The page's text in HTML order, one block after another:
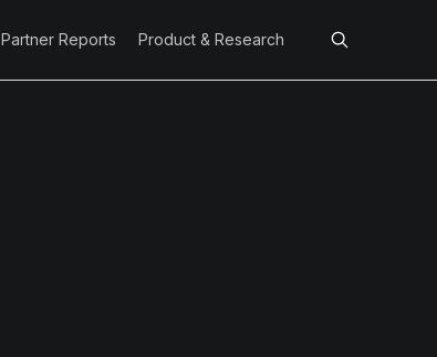
Partner Reports Product & Research